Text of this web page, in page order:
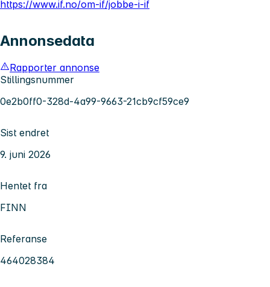
https://www.if.no/om-if/jobbe-i-if
Annonsedata
Rapporter annonse
Stillingsnummer
0e2b0ff0-328d-4a99-9663-21cb9cf59ce9
Sist endret
9. juni 2026
Hentet fra
FINN
Referanse
464028384